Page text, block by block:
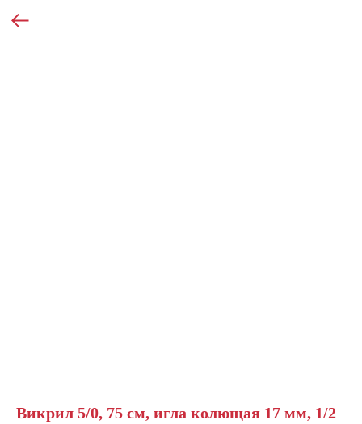
Викрил 5/0, 75 см, игла колющая 17 мм, 1/2